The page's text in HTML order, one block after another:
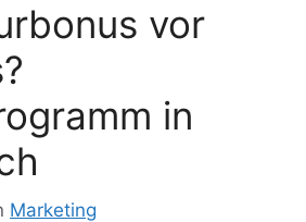
vor
in
Marketing